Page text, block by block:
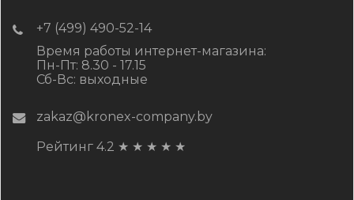
+7 (499) 490-52-14
Время работы интернет-магазина:
Пн-Пт: 8.30 - 17.15
Сб-Вс: выходные
zakaz@kronex-company.by
Рейтинг 4.2 ★ ★ ★ ★ ★